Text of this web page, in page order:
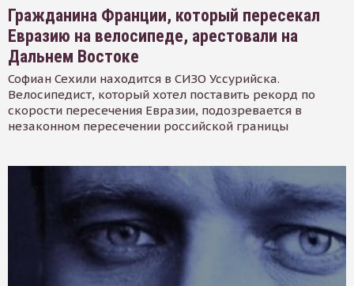
Гражданина Франции, который пересекал
Евразию на велосипеде, арестовали на
Дальнем Востоке
Софиан Сехили находится в СИЗО Уссурийска.
Велосипедист, который хотел поставить рекорд по
скорости пересечения Евразии, подозревается в
незаконном пересечении российской границы